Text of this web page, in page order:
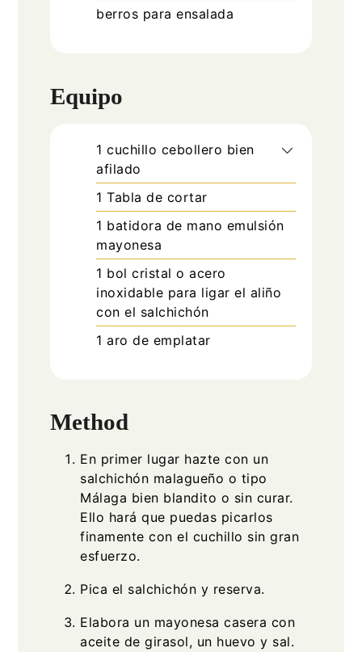
berros para ensalada
Equipo
1 cuchillo cebollero bien
afilado
1 Tabla de cortar
1 batidora de mano emulsión
mayonesa
1 bol cristal o acero
inoxidable para ligar el aliño
con el salchichón
1 aro de emplatar
Method
En primer lugar hazte con un
salchichón malagueño o tipo
Málaga bien blandito o sin curar.
Ello hará que puedas picarlos
finamente con el cuchillo sin gran
esfuerzo.
Pica el salchichón y reserva.
Elabora un mayonesa casera con
aceite de girasol, un huevo y sal.